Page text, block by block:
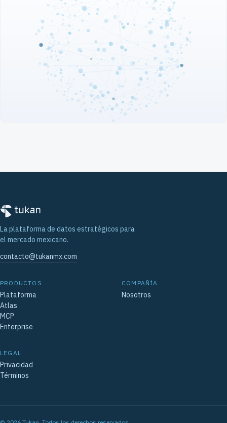
Crecimiento de ingresos de FEMSA
La plataforma de datos estratégicos para
el mercado mexicano.
contacto@tukanmx.com
PRODUCTOS
Plataforma
Atlas
MCP
Enterprise
COMPAÑÍA
Nosotros
LEGAL
Privacidad
Términos